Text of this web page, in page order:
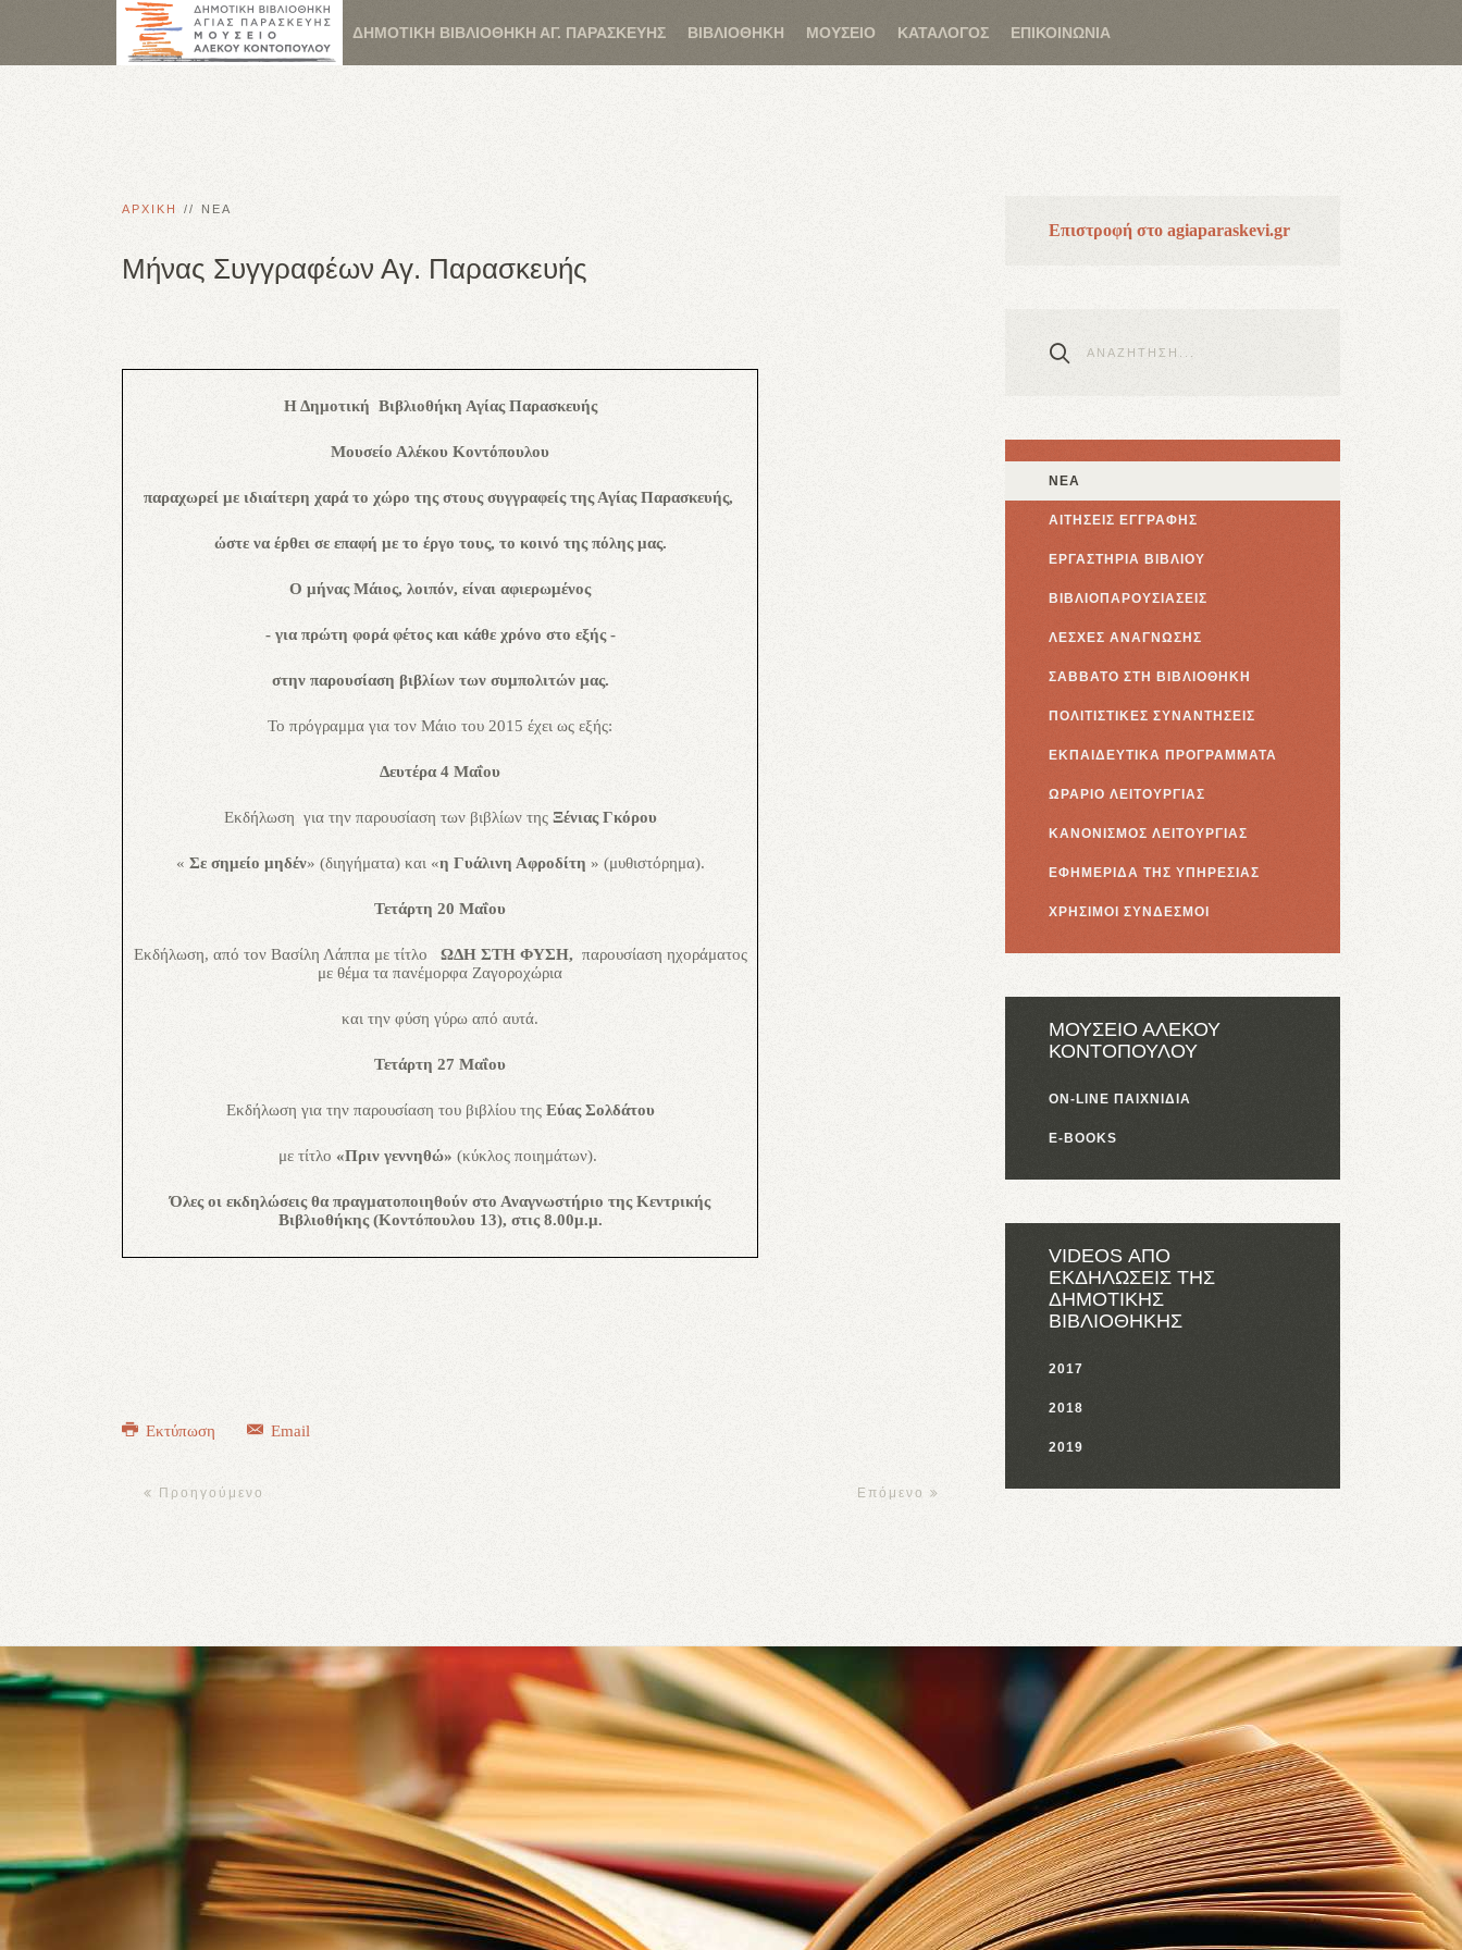
ΔΗΜΟΤΙΚΗ ΒΙΒΛΙΟΘΗΚΗ ΑΓ. ΠΑΡΑΣΚΕΥΗΣ ΒΙΒΛΙΟΘΗΚΗ ΜΟΥΣΕΙΟ ΚΑΤΑΛΟΓΟΣ ΕΠΙΚΟΙΝΩΝΙΑ
ΑΡΧΙΚΗ ΝΕΑ
Μήνας Συγγραφέων Αγ. Παρασκευής
Η Δημοτική Βιβλιοθήκη Αγίας Παρασκευής
Μουσείο Αλέκου Κοντόπουλου
παραχωρεί με ιδιαίτερη χαρά το χώρο της στους συγγραφείς της Αγίας Παρασκευής,
ώστε να έρθει σε επαφή με το έργο τους, το κοινό της πόλης μας.
Ο μήνας Μάιος, λοιπόν, είναι αφιερωμένος
- για πρώτη φορά φέτος και κάθε χρόνο στο εξής -
στην παρουσίαση βιβλίων των συμπολιτών μας.
Το πρόγραμμα για τον Μάιο του 2015 έχει ως εξής:
Δευτέρα 4 Μαΐου
Εκδήλωση για την παρουσίαση των βιβλίων της Ξένιας Γκόρου
« Σε σημείο μηδέν» (διηγήματα) και «η Γυάλινη Αφροδίτη » (μυθιστόρημα).
Τετάρτη 20 Μαΐου
Εκδήλωση, από τον Βασίλη Λάππα με τίτλο ΩΔΗ ΣΤΗ ΦΥΣΗ, παρουσίαση ηχοράματος
με θέμα τα πανέμορφα Ζαγοροχώρια
και την φύση γύρω από αυτά.
Τετάρτη 27 Μαΐου
Εκδήλωση για την παρουσίαση του βιβλίου της Εύας Σολδάτου
με τίτλο «Πριν γεννηθώ» (κύκλος ποιημάτων).
Όλες οι εκδηλώσεις θα πραγματοποιηθούν στο Αναγνωστήριο της Κεντρικής
Βιβλιοθήκης (Κοντόπουλου 13), στις 8.00μ.μ.
Εκτύπωση Email
Προηγούμενο Επόμενο
Επιστροφή στο agiaparaskevi.gr
ΝΕΑ
ΑΙΤΗΣΕΙΣ ΕΓΓΡΑΦΗΣ
ΕΡΓΑΣΤΗΡΙΑ ΒΙΒΛΙΟΥ
ΒΙΒΛΙΟΠΑΡΟΥΣΙΑΣΕΙΣ
ΛΕΣΧΕΣ ΑΝΑΓΝΩΣΗΣ
ΣΑΒΒΑΤΟ ΣΤΗ ΒΙΒΛΙΟΘΗΚΗ
ΠΟΛΙΤΙΣΤΙΚΕΣ ΣΥΝΑΝΤΗΣΕΙΣ
ΕΚΠΑΙΔΕΥΤΙΚΑ ΠΡΟΓΡΑΜΜΑΤΑ
ΩΡΑΡΙΟ ΛΕΙΤΟΥΡΓΙΑΣ
ΚΑΝΟΝΙΣΜΟΣ ΛΕΙΤΟΥΡΓΙΑΣ
ΕΦΗΜΕΡΙΔΑ ΤΗΣ ΥΠΗΡΕΣΙΑΣ
ΧΡΗΣΙΜΟΙ ΣΥΝΔΕΣΜΟΙ
ΜΟΥΣΕΙΟ ΑΛΕΚΟΥ
ΚΟΝΤΟΠΟΥΛΟΥ
ON-LINE ΠΑΙΧΝΙΔΙΑ
E-BOOKS
VIDEOS ΑΠΟ
ΕΚΔΗΛΩΣΕΙΣ ΤΗΣ
ΔΗΜΟΤΙΚΗΣ
ΒΙΒΛΙΟΘΗΚΗΣ
2017
2018
2019